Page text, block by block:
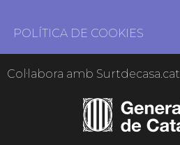
POLÍTICA DE COOKIES
Col·labora amb Surtdecasa.cat